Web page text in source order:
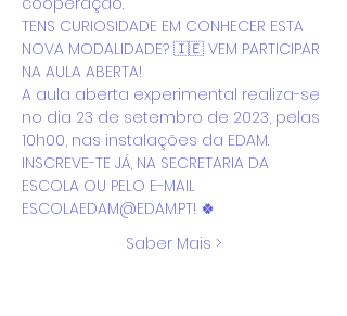
TENS CURIOSIDADE EM CONHECER ESTA
NOVA MODALIDADE? 🇮🇪 VEM PARTICIPAR
NA AULA ABERTA!
A aula aberta experimental realiza-se
no dia 23 de setembro de 2023, pelas
10h00, nas instalações da EDAM.
INSCREVE-TE JÁ, NA SECRETARIA DA
ESCOLA OU PELO E-MAIL
ESCOLAEDAM@EDAM.PT! 🍀
Saber Mais >